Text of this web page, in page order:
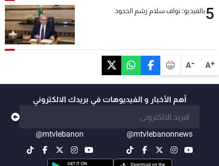
A+
A-
5بالفيديو: نواف سلام رسّم الحدود
أهم الأخبار و الفيديوهات في بريدك الالكتروني
@mtvlebanonnews
@mtvlebanon